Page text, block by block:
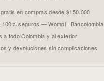
en compras desde $150.000
100% seguros — Wompi · Bancolombia
a todo Colombia y al exterior
y devoluciones sin complicaciones